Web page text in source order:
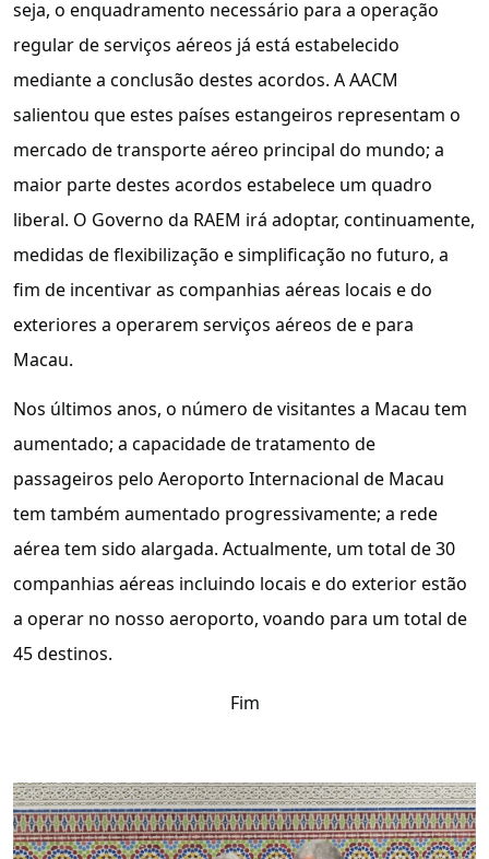
seja, o enquadramento necessário para a operação
regular de serviços aéreos já está estabelecido
mediante a conclusão destes acordos. A AACM
salientou que estes países estangeiros representam o
mercado de transporte aéreo principal do mundo; a
maior parte destes acordos estabelece um quadro
liberal. O Governo da RAEM irá adoptar, continuamente,
medidas de flexibilização e simplificação no futuro, a
fim de incentivar as companhias aéreas locais e do
exteriores a operarem serviços aéreos de e para
Macau.
Nos últimos anos, o número de visitantes a Macau tem
aumentado; a capacidade de tratamento de
passageiros pelo Aeroporto Internacional de Macau
tem também aumentado progressivamente; a rede
aérea tem sido alargada. Actualmente, um total de 30
companhias aéreas incluindo locais e do exterior estão
a operar no nosso aeroporto, voando para um total de
45 destinos.
Fim